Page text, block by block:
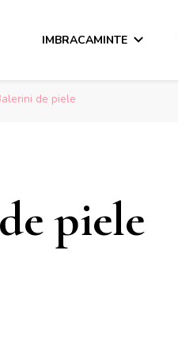
IMBRACAMINTE
de piele
piele